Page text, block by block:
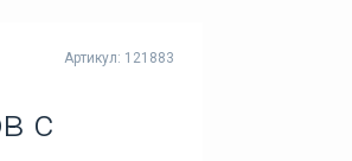
Артикул: 121883
с